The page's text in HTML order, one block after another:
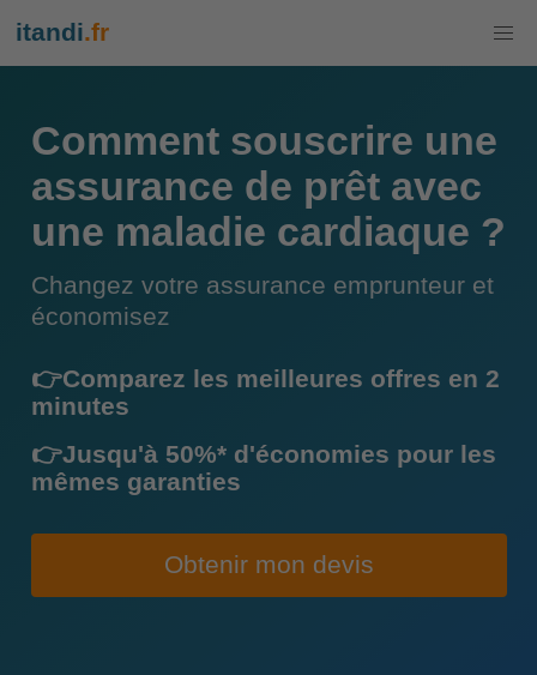
itandi.fr
Comment souscrire une
assurance de prêt avec
une maladie cardiaque ?
Changez votre assurance emprunteur et
économisez
👉Comparez les meilleures offres en 2
minutes
👉Jusqu'à 50%* d'économies pour les
mêmes garanties
Obtenir mon devis